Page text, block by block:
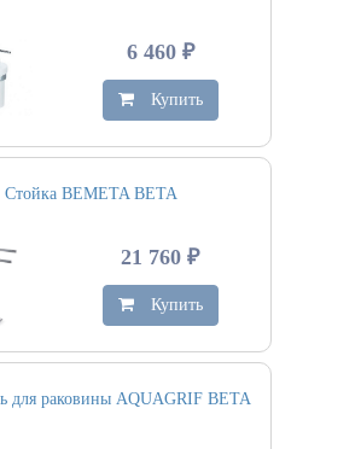
6 460 ₽
Купить
Стойка BEMETA BETA
21 760 ₽
Купить
для раковины AQUAGRIF BETA